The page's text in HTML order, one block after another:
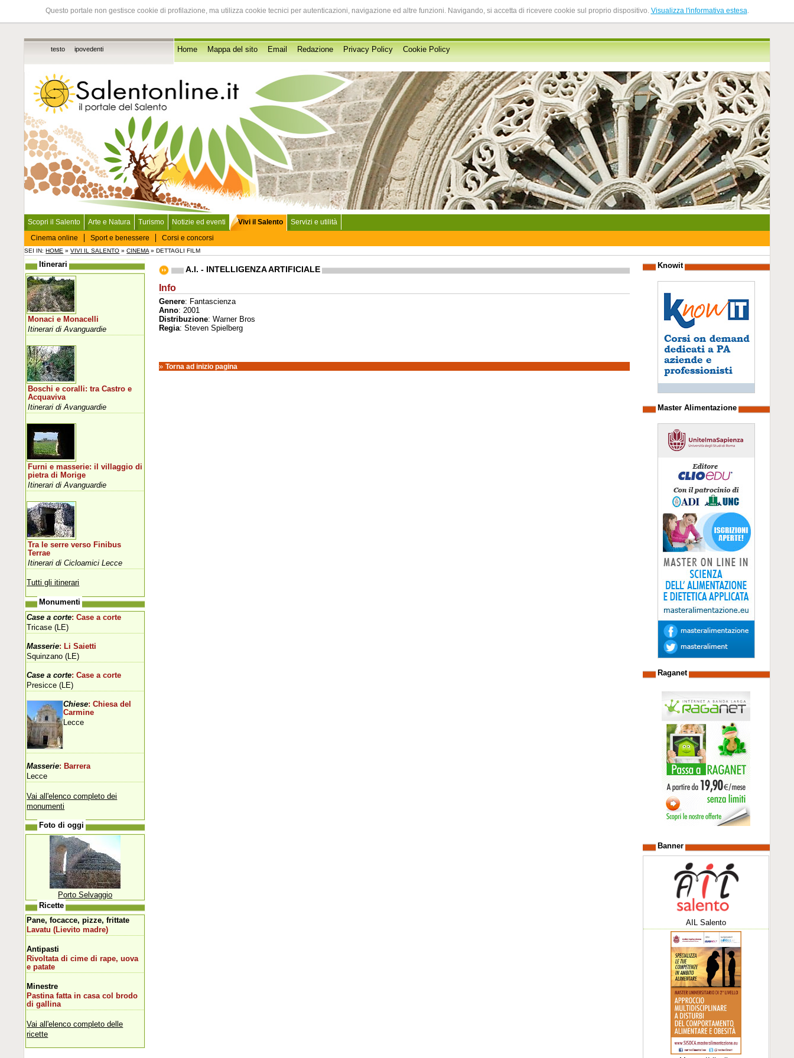
Questo portale non gestisce cookie di profilazione, ma utilizza cookie tecnici per autenticazioni, navigazione ed altre funzioni. Navigando, si accetta di ricevere cookie sul proprio dispositivo. Visualizza l'informativa estesa.
testo ipovedenti Home Mappa del sito Email Redazione Privacy Policy Cookie Policy
Scopri il Salento Arte e Natura Turismo Notizie ed eventi
Vivi il Salento
Cinema online
Sport e benessere Corsi e concorsi
Servizi e utilità
SEI IN:HOME »VIVI IL SALENTO »CINEMA » DETTAGLI FILM
A.I. - INTELLIGENZA ARTIFICIALE
Info
Genere: Fantascienza
Anno: 2001
Distribuzione: Warner Bros
Regia: Steven Spielberg
»Torna ad inizio pagina
Itinerari
Monaci e Monacelli
Itinerari di Avanguardie
Boschi e coralli: tra Castro e
Acquaviva
Itinerari di Avanguardie
Furni e masserie: il villaggio di
pietra di Morige
Itinerari di Avanguardie
Tra le serre verso Finibus
Terrae
Itinerari di Cicloamici Lecce
Tutti gli itinerari
Monumenti
Case a corte: Case a corte
Tricase (LE)
Masserie: Li Saietti
Squinzano (LE)
Case a corte: Case a corte
Presicce (LE)
Chiese: Chiesa del
Carmine
Lecce
Masserie: Barrera
Lecce
Vai all'elenco completo dei
monumenti
Foto di oggi
Porto Selvaggio
Ricette
Pane, focacce, pizze, frittate
Lavatu (Lievito madre)
Antipasti
Rivoltata di cime di rape, uova
e patate
Minestre
Pastina fatta in casa col brodo
di gallina
Vai all'elenco completo delle
ricette
Knowit
Master Alimentazione
Raganet
Banner
AIL Salento